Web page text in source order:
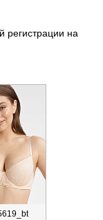
регистрации на